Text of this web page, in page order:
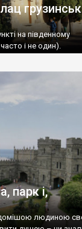
на південному
і не один).
парк і,
людиною